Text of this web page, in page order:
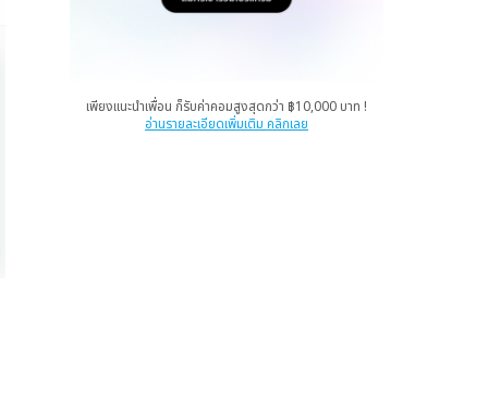
เพียงแนะนำเพื่อน ก็รับค่าคอมสูงสุดกว่า ฿10,000 บาท !
อ่านรายละเอียดเพิ่มเติม คลิกเลย